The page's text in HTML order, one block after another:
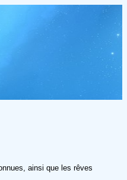
ainsi que les rêves